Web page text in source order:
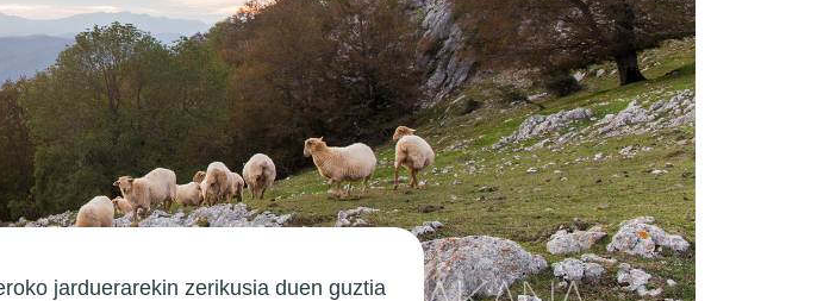
jarduerarekin zerikusia duen guztia